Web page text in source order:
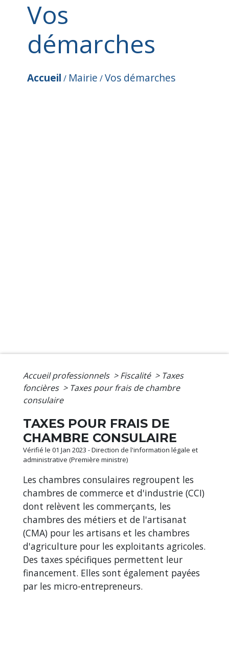
Vos
démarches
Accueil / Mairie /Vos démarches
Accueil professionnels > Fiscalité > Taxes
foncières > Taxes pour frais de chambre
consulaire
TAXES POUR FRAIS DE
CHAMBRE CONSULAIRE
Vérifié le 01 Jan 2023 - Direction de l'information légale et
administrative (Première ministre)
Les chambres consulaires regroupent les
chambres de commerce et d'industrie (CCI)
dont relèvent les commerçants, les
chambres des métiers et de l'artisanat
(CMA) pour les artisans et les chambres
d'agriculture pour les exploitants agricoles.
Des taxes spécifiques permettent leur
financement. Elles sont également payées
par les micro-entrepreneurs.